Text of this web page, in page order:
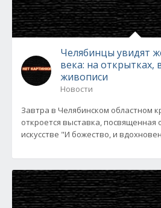
Челябинцы увидят
века: на открытках,
живописи
Новости
Завтра в Челябинском областном
откроется выставка,
искусстве "И божество, и